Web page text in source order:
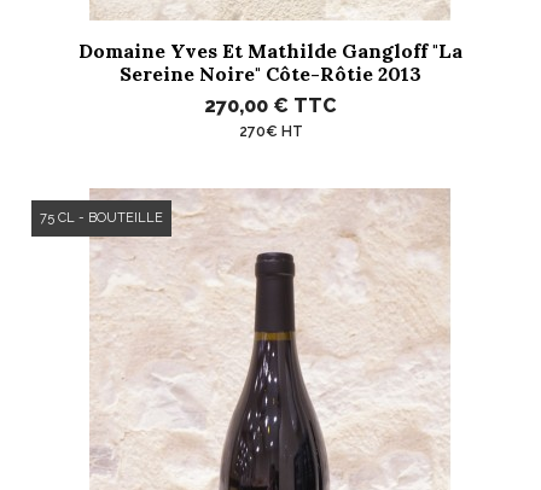
Domaine Yves Et Mathilde Gangloff "La
Sereine Noire" Côte-Rôtie 2013
270,00 € TTC
270€ HT
75 CL - BOUTEILLE